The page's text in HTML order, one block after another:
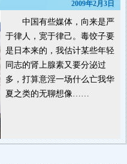
2009年2月3日
中国有些媒体，向来是严
于律人，宽于律己。毒饺子要
是日本来的，我估计某些年轻
同志的肾上腺素又要分泌过
多，打算意淫一场什么亡我华
夏之类的无聊想像……